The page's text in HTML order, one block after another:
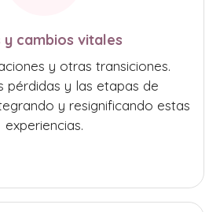
y cambios vitales
y otras transiciones.
pérdidas y las etapas de
y resignificando estas
experiencias.